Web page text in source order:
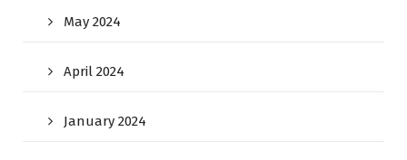
May 2024
April 2024
January 2024